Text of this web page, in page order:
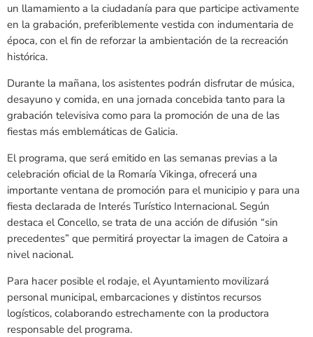
un llamamiento a la ciudadanía para que participe activamente
en la grabación, preferiblemente vestida con indumentaria de
época, con el fin de reforzar la ambientación de la recreación
histórica.
Durante la mañana, los asistentes podrán disfrutar de música,
desayuno y comida, en una jornada concebida tanto para la
grabación televisiva como para la promoción de una de las
fiestas más emblemáticas de Galicia.
El programa, que será emitido en las semanas previas a la
celebración oficial de la Romaría Vikinga, ofrecerá una
importante ventana de promoción para el municipio y para una
fiesta declarada de Interés Turístico Internacional. Según
destaca el Concello, se trata de una acción de difusión “sin
precedentes” que permitirá proyectar la imagen de Catoira a
nivel nacional.
Para hacer posible el rodaje, el Ayuntamiento movilizará
personal municipal, embarcaciones y distintos recursos
logísticos, colaborando estrechamente con la productora
responsable del programa.